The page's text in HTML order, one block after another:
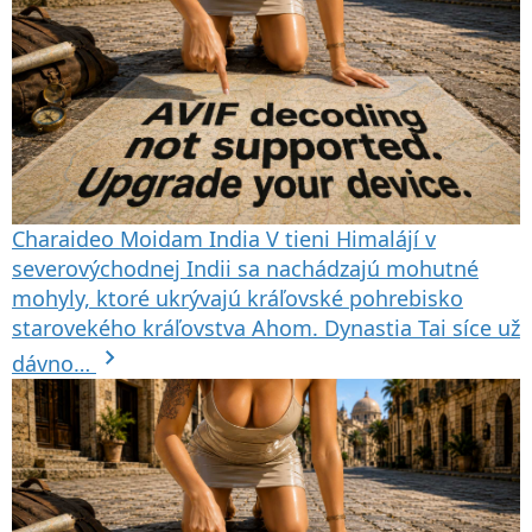
Charaideo Moidam India V tieni Himalájí v
severovýchodnej Indii sa nachádzajú mohutné
mohyly, ktoré ukrývajú kráľovské pohrebisko
starovekého kráľovstva Ahom. Dynastia Tai síce už
dávno… chevron_right